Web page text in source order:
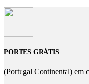
PORTES GRÁTIS
(Portugal Continental) em